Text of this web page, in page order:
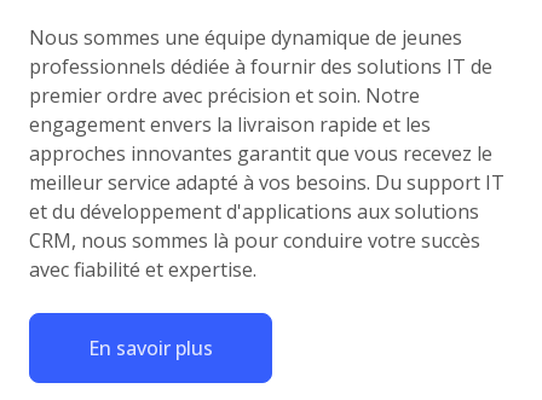
Nous sommes une équipe dynamique de jeunes
professionnels dédiée à fournir des solutions IT de
premier ordre avec précision et soin. Notre
engagement envers la livraison rapide et les
approches innovantes garantit que vous recevez le
meilleur service adapté à vos besoins. Du support IT
et du développement d'applications aux solutions
CRM, nous sommes là pour conduire votre succès
avec fiabilité et expertise.
En savoir plus